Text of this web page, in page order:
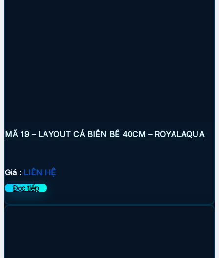
MÃ 19 – LAYOUT CÁ BIỂN BỂ 40CM – ROYALAQUA
Giá : LIÊN HỆ
Đọc tiếp